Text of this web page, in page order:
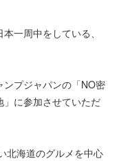
一周中をしている、
プジャパンの「NO密
」に参加させていただ
北海道のグルメを中心